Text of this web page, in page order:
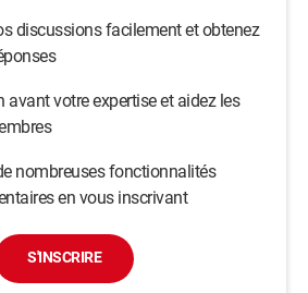
discussions facilement et obtenez
avant votre expertise et aidez les
nombreuses fonctionnalités
en vous inscrivant
S'INSCRIRE